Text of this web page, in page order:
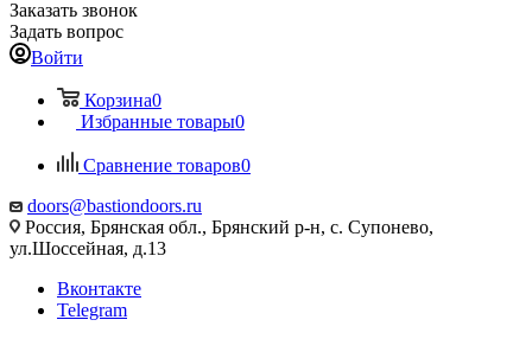
Заказать звонок
Задать вопрос
Войти
Корзина0
Избранные товары0
Сравнение товаров0
doors@bastiondoors.ru
Россия, Брянская обл., Брянский р-н, с. Супонево,
ул.Шоссейная, д.13
Вконтакте
Telegram